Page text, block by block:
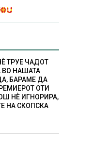
ТРУЕ ЧАДОТ
ВО НАШАТА
БАРАМЕ ДА
ОТИ
НÈ ИГНОРИРА,
НА СКОПСКА